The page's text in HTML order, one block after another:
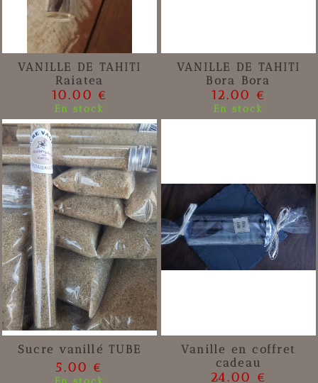
VANILLE DE TAHITI
Raiatea
10.00 €
En stock
VANILLE DE TAHITI
Bora Bora
12.00 €
En stock
Sucre vanillé TUBE
5.00 €
Vanille en coffret
cadeau
24.00 €